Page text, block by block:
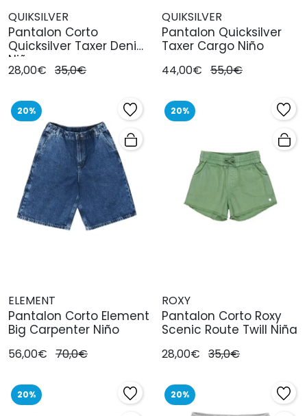
QUIKSILVER
Pantalon Corto
Quicksilver Taxer Denim
Niño
28,00€ 35,0€
QUIKSILVER
Pantalon Quicksilver
Taxer Cargo Niño
44,00€ 55,0€
20%
ELEMENT
Pantalon Corto Element
Big Carpenter Niño
56,00€ 70,0€
20%
ROXY
Pantalon Corto Roxy
Scenic Route Twill Niña
28,00€ 35,0€
20% 20%